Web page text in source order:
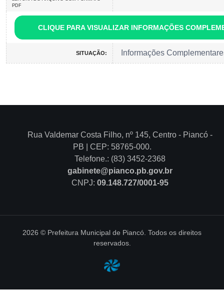
PDF
CLIQUE PARA VISUALIZAR INFORMAÇÕES
SITUAÇÃO: Informações
Rua Valdemar Costa Filho, nº 145, Centro - Piancó -
PB | CEP: 58765-000.
Telefone.: (83) 3452-2368
gabinete@pianco.pb.gov.br
CNPJ: 09.148.727/0001-95
2026 © Prefeitura Municipal de Piancó. Todos os direitos
reservados.